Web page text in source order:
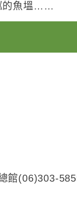
的魚塭……
館(06)303-